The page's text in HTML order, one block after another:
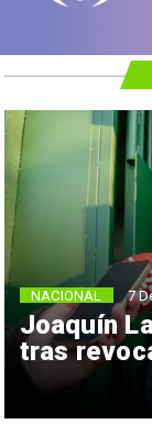
Joaquín
tras
NACIONAL 7